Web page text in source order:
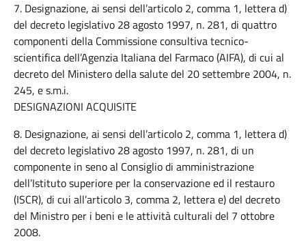
7. Designazione, ai sensi dell’articolo 2, comma 1, lettera d)
del decreto legislativo 28 agosto 1997, n. 281, di quattro
componenti della Commissione consultiva tecnico-
scientifica dell’Agenzia Italiana del Farmaco (AIFA), di cui al
decreto del Ministero della salute del 20 settembre 2004, n.
245, e s.m.i.
DESIGNAZIONI ACQUISITE
8. Designazione, ai sensi dell’articolo 2, comma 1, lettera d)
del decreto legislativo 28 agosto 1997, n. 281, di un
componente in seno al Consiglio di amministrazione
dell’Istituto superiore per la conservazione ed il restauro
(ISCR), di cui all’articolo 3, comma 2, lettera e) del decreto
del Ministro per i beni e le attività culturali del 7 ottobre
2008.